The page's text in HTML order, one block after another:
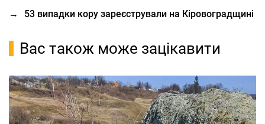
→
53 випадки кору зареєстрували на Кіровоградщині
Вас також може зацікавити